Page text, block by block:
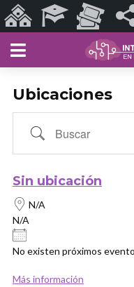
Ubicaciones
Buscar
Sin ubicación
N/A
N/A
No existen próximos
Más información
Sitios
de
ConoSurTech
Programas
Educativos
y